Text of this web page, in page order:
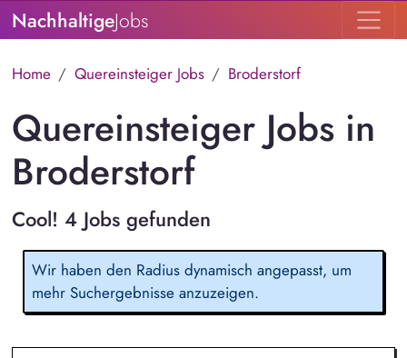
NachhaltigeJobs
Home Quereinsteiger Jobs Broderstorf
Quereinsteiger Jobs in
Broderstorf
Cool! 4 Jobs gefunden
Wir haben den Radius dynamisch angepasst, um
mehr Suchergebnisse anzuzeigen.